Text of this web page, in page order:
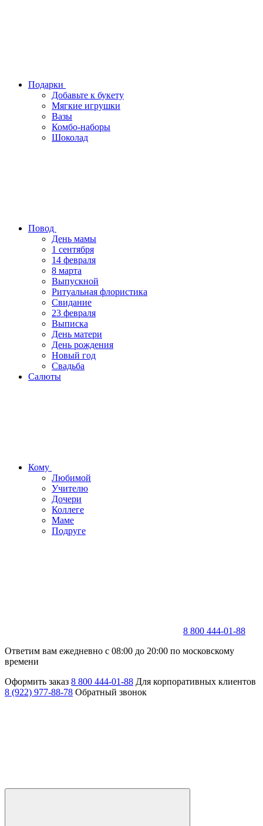
Подарки
Добавьте к букету
Мягкие игрушки
Вазы
Комбо-наборы
Шоколад
Повод
День мамы
1 сентября
14 февраля
8 марта
Выпускной
Ритуальная флористика
Свидание
23 февраля
Выписка
День матери
День рождения
Новый год
Свадьба
Салюты
Кому
Любимой
Учителю
Дочери
Коллеге
Маме
Подруге
8 800 444-01-88
Ответим вам ежедневно с 08:00 до 20:00 по московскому
времени
Оформить заказ 8 800 444-01-88 Для корпоративных клиентов
8 (922) 977-88-78 Обратный звонок